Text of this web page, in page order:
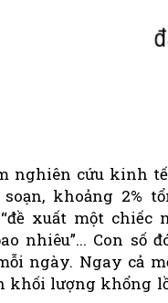
nghiên cứu kinh
khoảng 2%
xuất một
nhiêu”... Con
ngày. Ngay cả
khối lượng khổng